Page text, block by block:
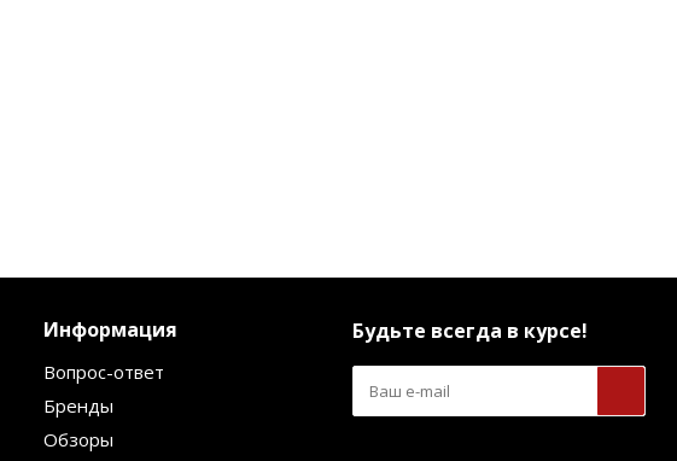
Информация
Вопрос-ответ
Бренды
Обзоры
Будьте всегда в курсе!